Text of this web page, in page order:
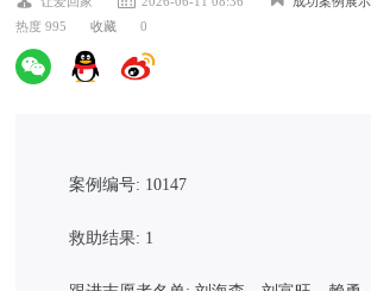
热度 995
收藏 0
案例编号: 10147
救助结果: 1